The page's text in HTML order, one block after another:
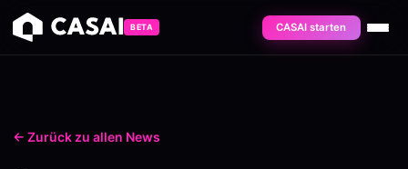
BETA CASAI starten
← Zurück zu allen News